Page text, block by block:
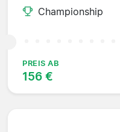
Championship
PREIS AB
156 €